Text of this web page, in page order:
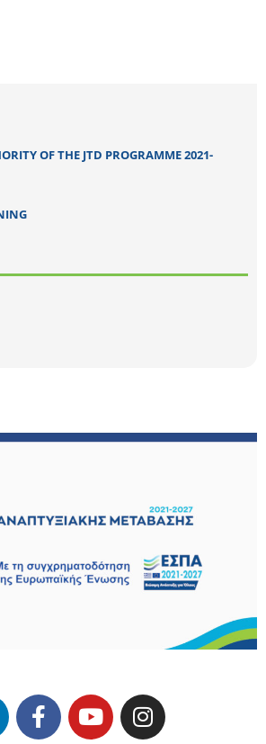
OF THE JTD PROGRAMME 2021-